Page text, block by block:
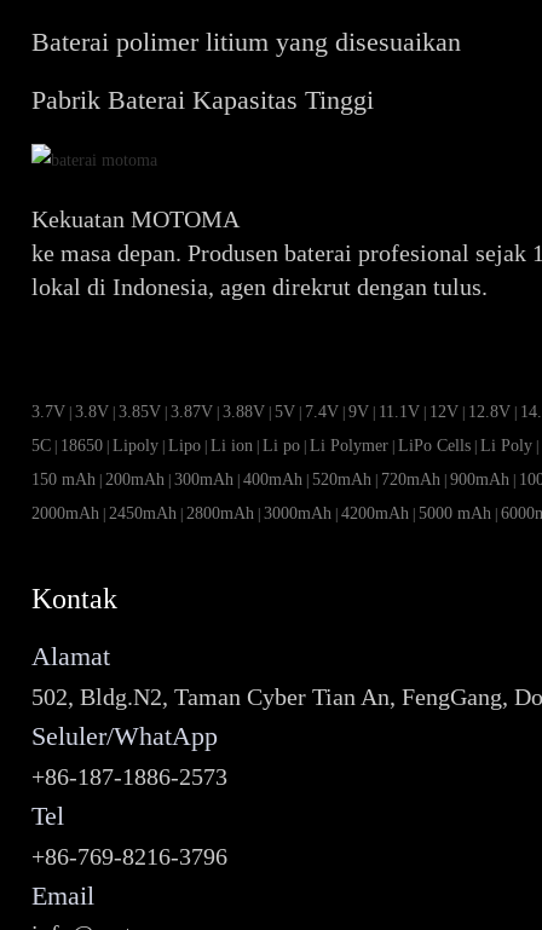
Baterai polimer litium yang disesuaikan
Pabrik Baterai Kapasitas Tinggi
Kekuatan MOTOMA
ke masa depan. Produsen baterai profesional
lokal di Indonesia, agen direkrut dengan tulus.
3.7V |3.8V |3.85V |3.87V |3.88V 5V 7.4V |9V 11.1V 12V 12.8V
5C 18650 |Lipoly |Lipo |Li ion |Li po |Li Polymer |LiPo Cells |Li Poly
150 mAh |200mAh |300mAh |400mAh 520mAh 720mAh |900mAh
2000mAh |2450mAh |2800mAh |3000mAh |4200mAh 5000 mAh |
Kontak
Alamat
502, Bldg.N2, Taman Cyber Tian An, FengGang,
Seluler/WhatApp
+86-187-1886-2573
Tel
+86-769-8216-3796
Email